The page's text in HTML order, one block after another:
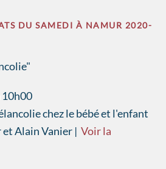
DU SAMEDI À NAMUR 2020-
10h00
chez le bébé et l'enfant
Alain Vanier | Voir la